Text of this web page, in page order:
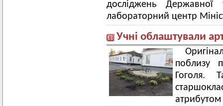
досліджень Державної
лабораторний центр
Учні облаштували
поблизу
Гоголя.